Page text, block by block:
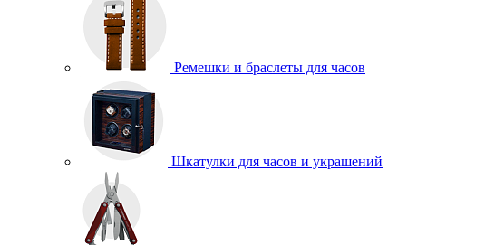
Ремешки и браслеты для часов
Шкатулки для часов и украшений